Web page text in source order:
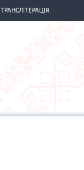
ТРАНСЛІТЕРАЦІЯ